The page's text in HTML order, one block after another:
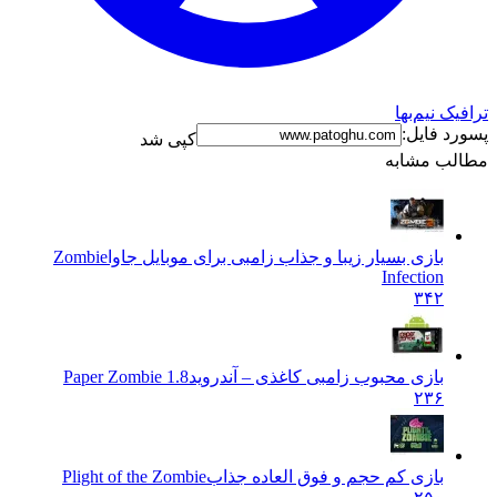
نیم‌بها
فایل:
کپی شد
مشابه
بازی بسیار زیبا و جذاب زامبی برای موبایل جاواZombie
Infection
بازی محبوب زامبی کاغذی – آندروید Paper Zombie 1.8
بازی کم حجم و فوق العاده جذاب Plight of the Zombie